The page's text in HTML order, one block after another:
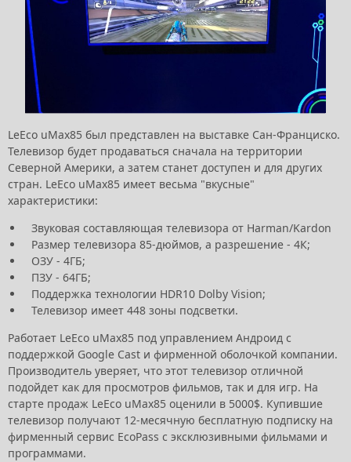
LeEco uMax85 был представлен на выставке Сан-Франциско.
Телевизор будет продаваться сначала на территории
Северной Америки, а затем станет доступен и для других
стран. LeEco uMax85 имеет весьма "вкусные"
характеристики:
Звуковая составляющая телевизора от Harman/Kardon
Размер телевизора 85-дюймов, а разрешение - 4К;
ОЗУ - 4ГБ;
ПЗУ - 64ГБ;
Поддержка технологии HDR10 Dolby Vision;
Телевизор имеет 448 зоны подсветки.
Работает LeEco uMax85 под управлением Андроид с
поддержкой Google Cast и фирменной оболочкой компании.
Производитель уверяет, что этот телевизор отличной
подойдет как для просмотров фильмов, так и для игр. На
старте продаж LeEco uMax85 оценили в 5000$. Купившие
телевизор получают 12-месячную бесплатную подписку на
фирменный сервис EcoPass с эксклюзивными фильмами и
программами.